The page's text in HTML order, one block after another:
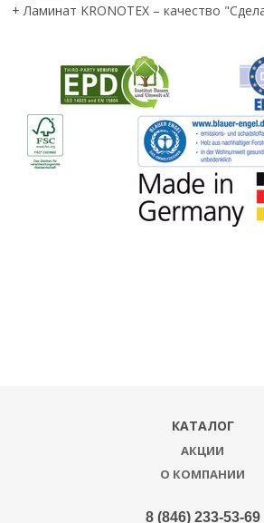
+ Ламинат KRONOTEX – качество
КАТАЛОГ
АКЦИИ
О КОМПАНИИ
8 (846) 233-53-69